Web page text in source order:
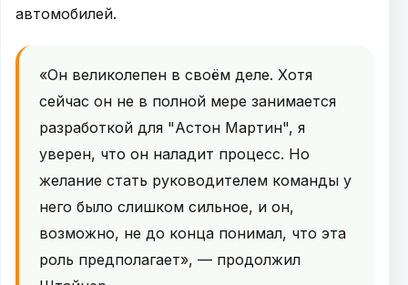
автомобилей.
«Он великолепен в своём деле. Хотя
сейчас он не в полной мере занимается
разработкой для "Астон Мартин", я
уверен, что он наладит процесс. Но
желание стать руководителем команды у
него было слишком сильное, и он,
возможно, не до конца понимал, что эта
роль предполагает», — продолжил